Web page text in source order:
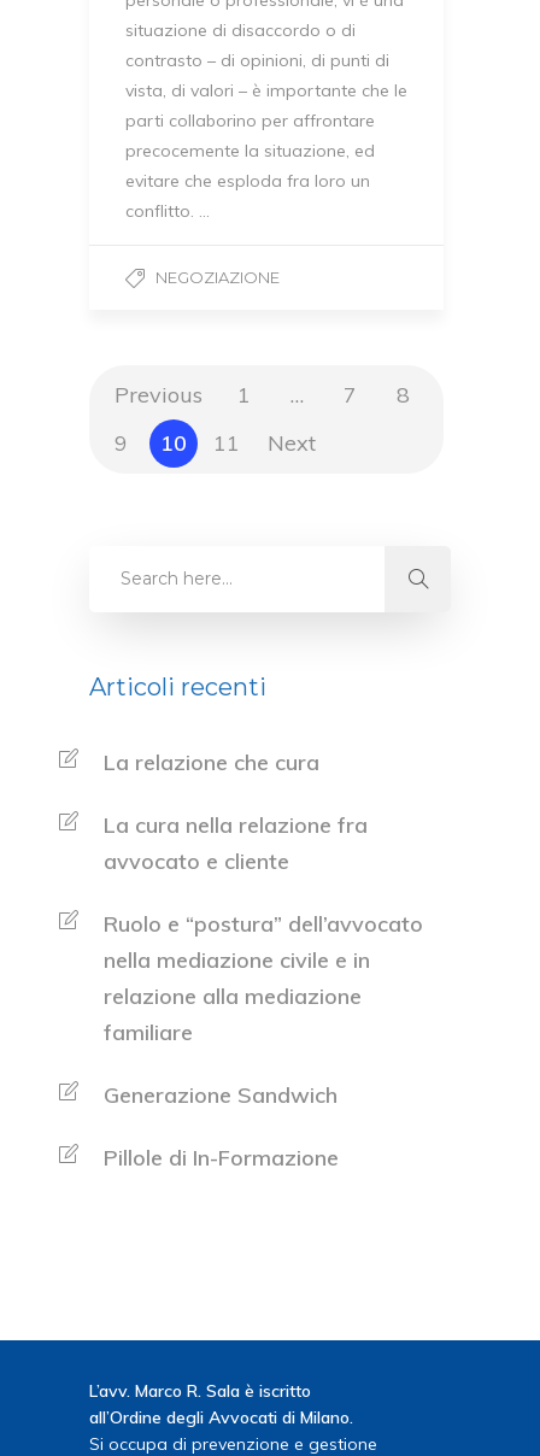
situazione di disaccordo o di
contrasto – di opinioni, di punti di
vista, di valori – è importante che le
parti collaborino per affrontare
precocemente la situazione, ed
evitare che esploda fra loro un
conflitto. …
NEGOZIAZIONE
Previous 1 … 7
8
9
10 11 Next
Articoli recenti
La relazione che cura
La cura nella relazione fra
avvocato e cliente
Ruolo e “postura” dell’avvocato
nella mediazione civile e in
relazione alla mediazione
familiare
Generazione Sandwich
Pillole di In-Formazione
L’avv. Marco R. Sala è iscritto
all’Ordine degli Avvocati di Milano.
Si occupa di prevenzione e gestione